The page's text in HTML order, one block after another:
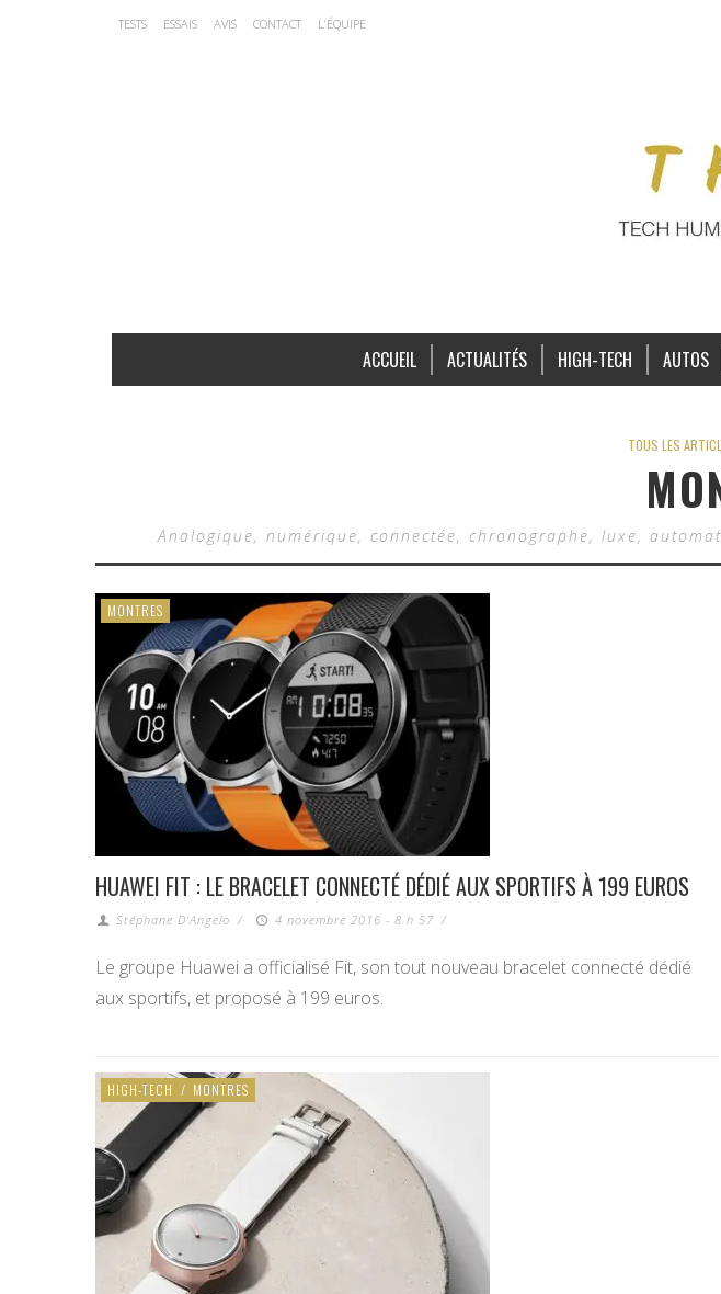
TESTS ESSAIS AVIS CONTACT L’ÉQUIPE
ACCUEIL ACTUALITÉS HIGH-TECH AUTOS
TOUS LES
Analogique, numérique, connectée, chronographe, luxe,
MONTRES
HUAWEI FIT : LE BRACELET CONNECTÉ DÉDIÉ AUX SPORTIFS À 199 EUROS
Stéphane D'Angelo / 4 novembre 2016 - 8 h 57 /
Le groupe Huawei a officialisé Fit, son tout nouveau bracelet connecté dédié
aux sportifs, et proposé à 199 euros.
HIGH-TECH / MONTRES